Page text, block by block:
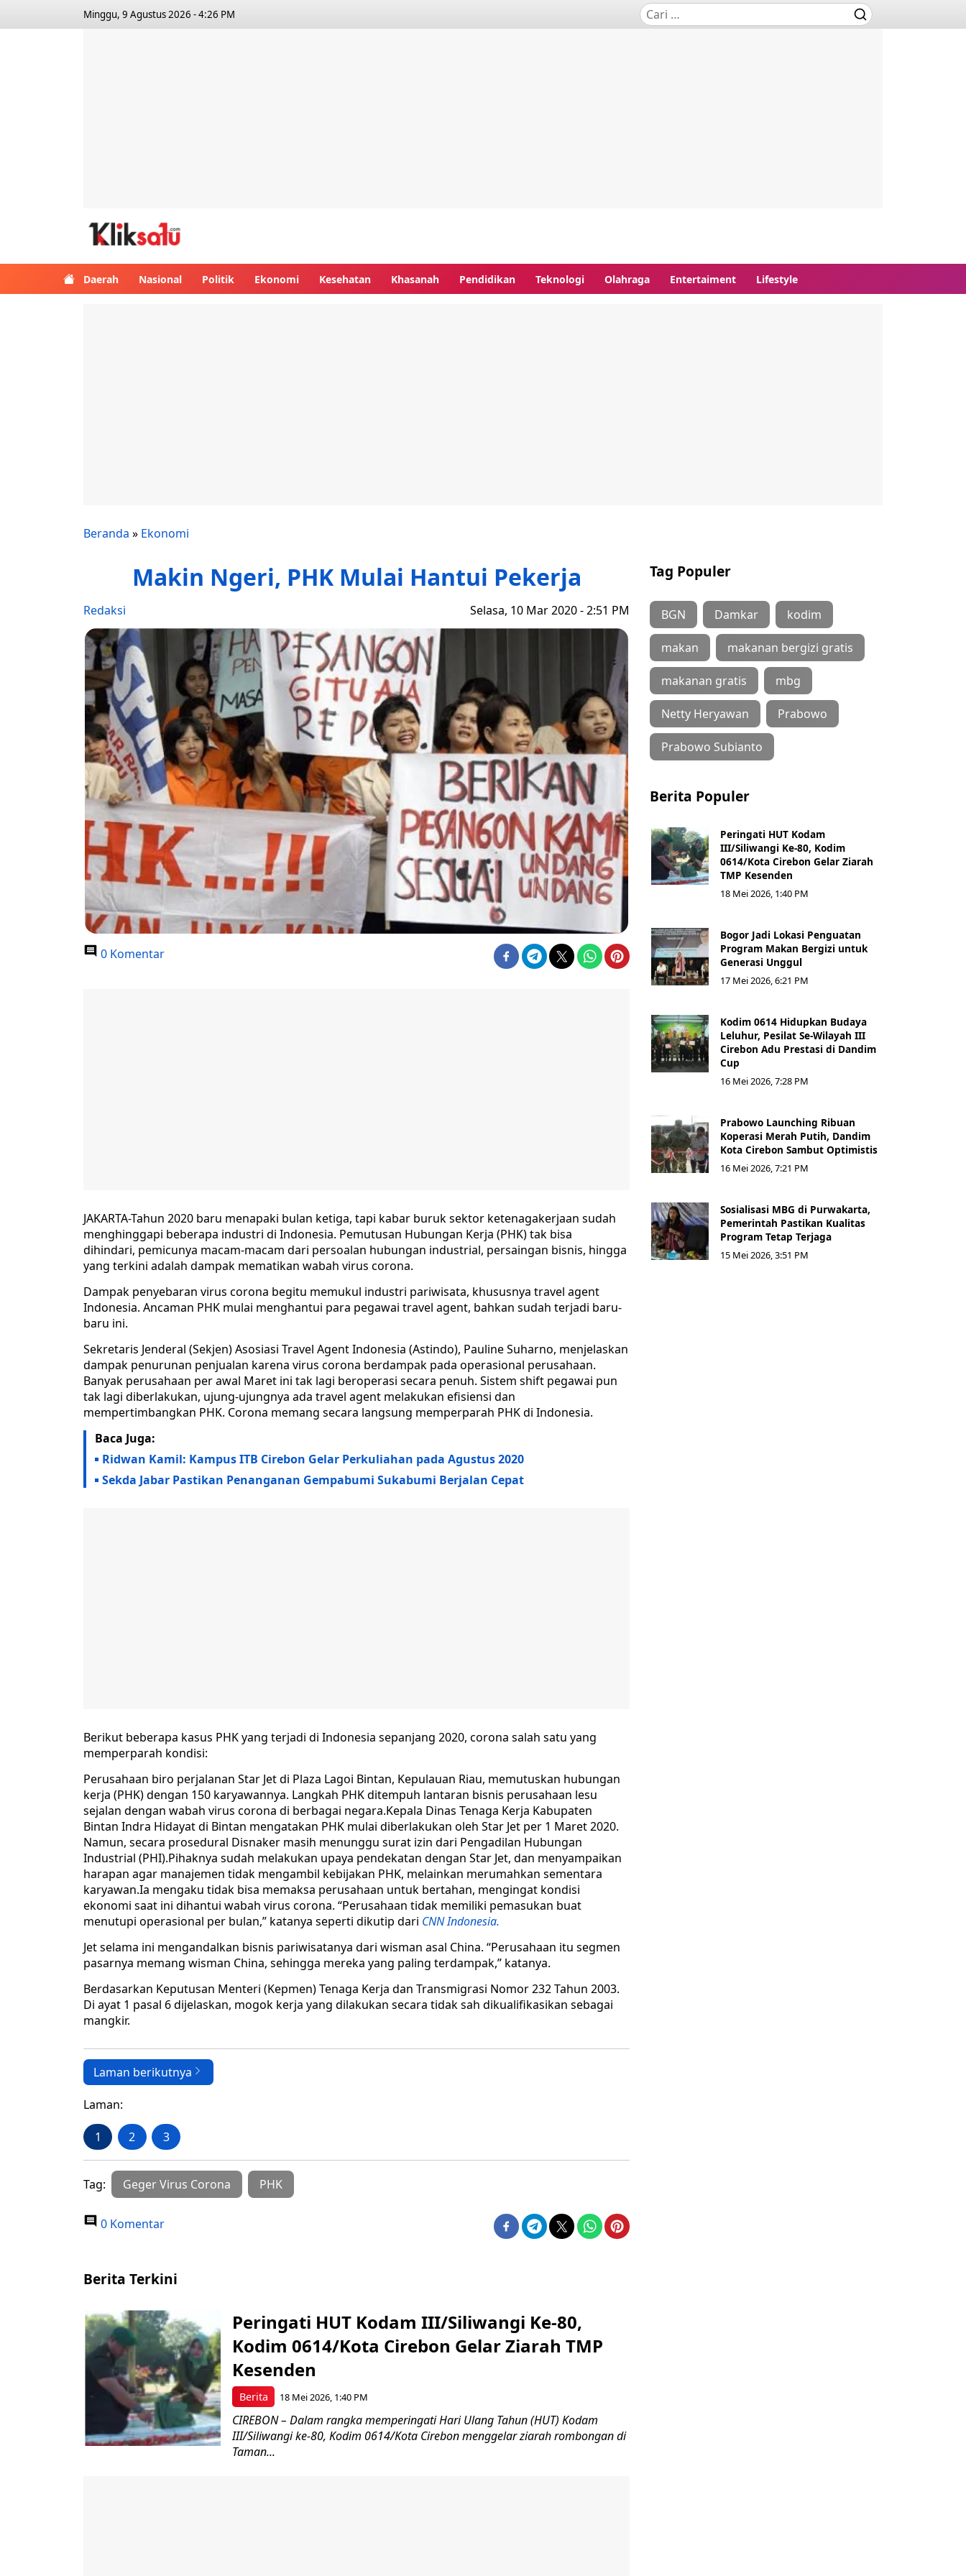
Minggu, 9 Agustus 2026 - 4:26 PM
Daerah Nasional Politik Ekonomi Kesehatan Khasanah Pendidikan Teknologi Olahraga Entertaiment Lifestyle
Beranda » Ekonomi
Makin Ngeri, PHK Mulai Hantui Pekerja
Redaksi Selasa, 10 Mar 2020 - 2:51 PM
0 Komentar
JAKARTA-Tahun 2020 baru menapaki bulan ketiga, tapi kabar buruk sektor ketenagakerjaan sudah
menghinggapi beberapa industri di Indonesia. Pemutusan Hubungan Kerja (PHK) tak bisa
dihindari, pemicunya macam-macam dari persoalan hubungan industrial, persaingan bisnis, hingga
yang terkini adalah dampak mematikan wabah virus corona.
Dampak penyebaran virus corona begitu memukul industri pariwisata, khususnya travel agent
Indonesia. Ancaman PHK mulai menghantui para pegawai travel agent, bahkan sudah terjadi baru-
baru ini.
Sekretaris Jenderal (Sekjen) Asosiasi Travel Agent Indonesia (Astindo), Pauline Suharno, menjelaskan
dampak penurunan penjualan karena virus corona berdampak pada operasional perusahaan.
Banyak perusahaan per awal Maret ini tak lagi beroperasi secara penuh. Sistem shift pegawai pun
tak lagi diberlakukan, ujung-ujungnya ada travel agent melakukan efisiensi dan
mempertimbangkan PHK. Corona memang secara langsung memperparah PHK di Indonesia.
Baca Juga:
Ridwan Kamil: Kampus ITB Cirebon Gelar Perkuliahan pada Agustus 2020
Sekda Jabar Pastikan Penanganan Gempabumi Sukabumi Berjalan Cepat
Berikut beberapa kasus PHK yang terjadi di Indonesia sepanjang 2020, corona salah satu yang
memperparah kondisi:
Perusahaan biro perjalanan Star Jet di Plaza Lagoi Bintan, Kepulauan Riau, memutuskan hubungan
kerja (PHK) dengan 150 karyawannya. Langkah PHK ditempuh lantaran bisnis perusahaan lesu
sejalan dengan wabah virus corona di berbagai negara.Kepala Dinas Tenaga Kerja Kabupaten
Bintan Indra Hidayat di Bintan mengatakan PHK mulai diberlakukan oleh Star Jet per 1 Maret 2020.
Namun, secara prosedural Disnaker masih menunggu surat izin dari Pengadilan Hubungan
Industrial (PHI).Pihaknya sudah melakukan upaya pendekatan dengan Star Jet, dan menyampaikan
harapan agar manajemen tidak mengambil kebijakan PHK, melainkan merumahkan sementara
karyawan.Ia mengaku tidak bisa memaksa perusahaan untuk bertahan, mengingat kondisi
ekonomi saat ini dihantui wabah virus corona. “Perusahaan tidak memiliki pemasukan buat
menutupi operasional per bulan,” katanya seperti dikutip dari CNN Indonesia.
Jet selama ini mengandalkan bisnis pariwisatanya dari wisman asal China. “Perusahaan itu segmen
pasarnya memang wisman China, sehingga mereka yang paling terdampak,” katanya.
Berdasarkan Keputusan Menteri (Kepmen) Tenaga Kerja dan Transmigrasi Nomor 232 Tahun 2003.
Di ayat 1 pasal 6 dijelaskan, mogok kerja yang dilakukan secara tidak sah dikualifikasikan sebagai
mangkir.
Laman berikutnya
Laman:
1 2 3
Tag: Geger Virus Corona PHK
0 Komentar
Tag Populer
BGN Damkar kodim
makan makanan bergizi gratis
makanan gratis mbg
Netty Heryawan Prabowo
Prabowo Subianto
Berita Populer
Peringati HUT Kodam
III/Siliwangi Ke-80, Kodim
0614/Kota Cirebon Gelar Ziarah
TMP Kesenden
18 Mei 2026, 1:40 PM
Bogor Jadi Lokasi Penguatan
Program Makan Bergizi untuk
Generasi Unggul
17 Mei 2026, 6:21 PM
Kodim 0614 Hidupkan Budaya
Leluhur, Pesilat Se-Wilayah III
Cirebon Adu Prestasi di Dandim
Cup
16 Mei 2026, 7:28 PM
Prabowo Launching Ribuan
Koperasi Merah Putih, Dandim
Kota Cirebon Sambut Optimistis
16 Mei 2026, 7:21 PM
Sosialisasi MBG di Purwakarta,
Pemerintah Pastikan Kualitas
Program Tetap Terjaga
15 Mei 2026, 3:51 PM
Berita Terkini
Berita
Peringati HUT Kodam III/Siliwangi Ke-80,
Kodim 0614/Kota Cirebon Gelar Ziarah TMP
Kesenden
18 Mei 2026, 1:40 PM
CIREBON – Dalam rangka memperingati Hari Ulang Tahun (HUT) Kodam
III/Siliwangi ke-80, Kodim 0614/Kota Cirebon menggelar ziarah rombongan di
Taman...